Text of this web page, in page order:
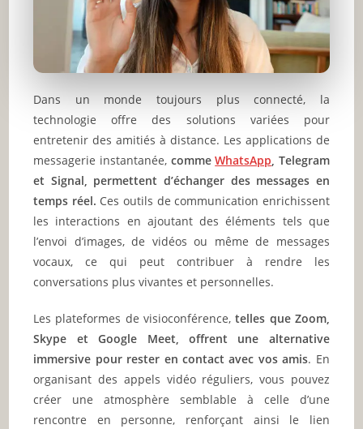
Dans un monde toujours plus connecté, la
technologie offre des solutions variées pour
entretenir des amitiés à distance. Les applications de
messagerie instantanée, commeWhatsApp, Telegram
et Signal, permettent d’échanger des messages en
temps réel. Ces outils de communication enrichissent
les interactions en ajoutant des éléments tels que
l’envoi d’images, de vidéos ou même de messages
vocaux, ce qui peut contribuer à rendre les
conversations plus vivantes et personnelles.
Les plateformes de visioconférence,telles que Zoom,
Skype et Google Meet, offrent une alternative
immersive pour rester en contact avec vos amis. En
organisant des appels vidéo réguliers, vous pouvez
créer une atmosphère semblable à celle d’une
rencontre en personne, renforçant ainsi le lien